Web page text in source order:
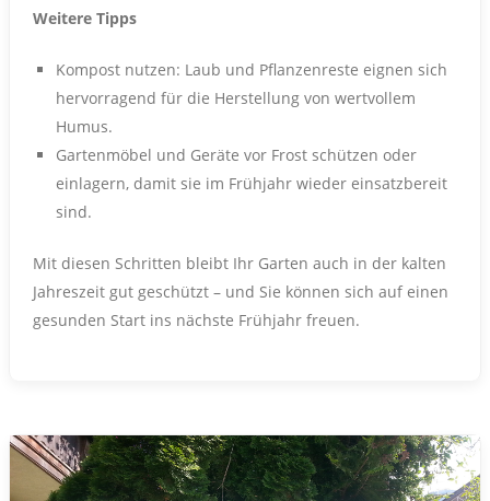
Weitere Tipps
Kompost nutzen: Laub und Pflanzenreste eignen sich
hervorragend für die Herstellung von wertvollem
Humus.
Gartenmöbel und Geräte vor Frost schützen oder
einlagern, damit sie im Frühjahr wieder einsatzbereit
sind.
Mit diesen Schritten bleibt Ihr Garten auch in der kalten
Jahreszeit gut geschützt – und Sie können sich auf einen
gesunden Start ins nächste Frühjahr freuen.